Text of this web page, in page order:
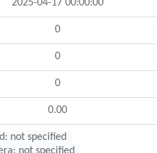
2025-04-17 00:00:00
0
0
0
0.00
not specified